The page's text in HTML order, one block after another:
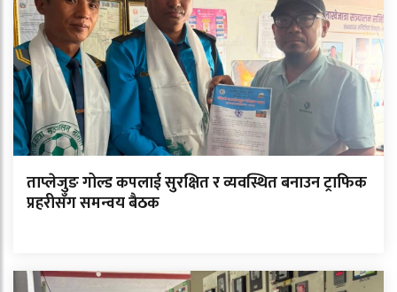
ताप्लेजुङ गोल्ड कपलाई सुरक्षित र व्यवस्थित बनाउन ट्राफिक
प्रहरीसँग समन्वय बैठक